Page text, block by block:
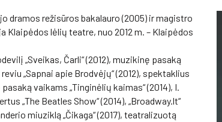
dramos režisūros bakalauro (2005) ir magistro
Klaipėdos lėlių teatre, nuo 2012 m. – Klaipėdos
„Sveikas, Čarli“ (2012), muzikinę pasaką
„Sapnai apie Brodvėjų“ (2012), spektaklius
pasaką vaikams „Tinginėlių kaimas“ (2014), I.
„The Beatles Show“ (2014), „Broadway.lt“
miuziklą „Čikaga“ (2017), teatralizuotą